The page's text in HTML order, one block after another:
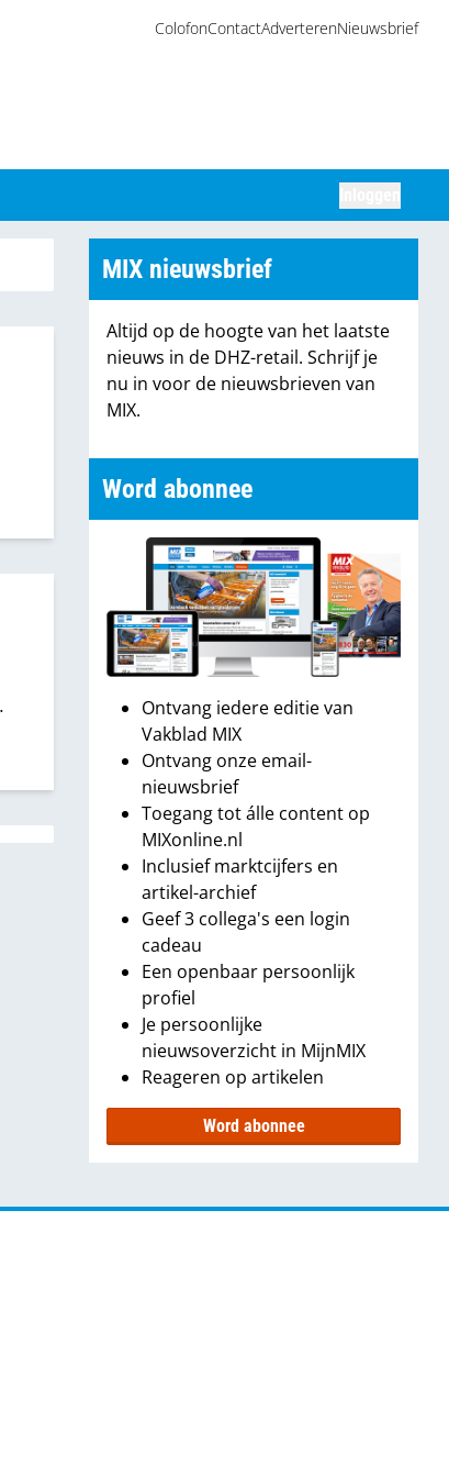
ColofonContactAdverterenNieuwsbrief
MIX nieuwsbrief
Altijd op de hoogte van het laatste
nieuws in de DHZ-retail. Schrijf je
nu in voor de nieuwsbrieven van
MIX.
Word abonnee
Ontvang iedere editie van
Vakblad MIX
Ontvang onze email-
nieuwsbrief
Toegang tot álle content op
MIXonline.nl
Inclusief marktcijfers en
artikel-archief
Geef 3 collega's een login
cadeau
Een openbaar persoonlijk
profiel
Je persoonlijke
nieuwsoverzicht in MijnMIX
Reageren op artikelen
Word abonnee